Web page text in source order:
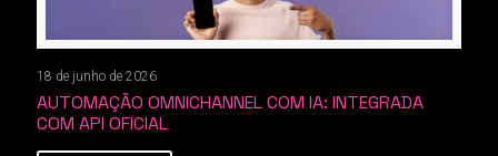
18 de junho de 2026
AUTOMAÇÃO OMNICHANNEL COM IA: INTEGRADA
COM API OFICIAL